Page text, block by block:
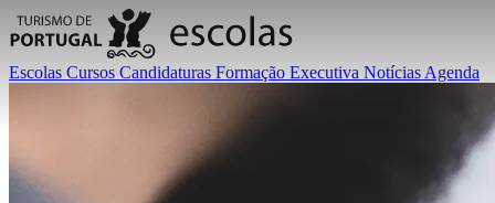
Escolas Cursos Candidaturas Formação Executiva Notícias Agenda